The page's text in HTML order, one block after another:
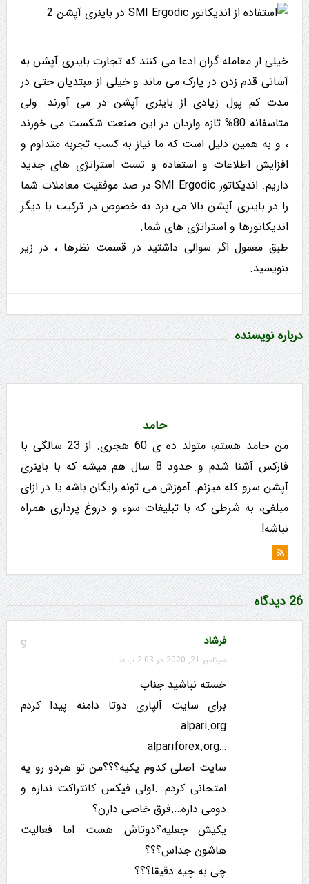
خیلی از معامله گران ادعا می کنند که تجارت باینری آپشن به
آسانی قدم زدن در پارک می ماند و خیلی از مبتدیان حتی در
مدت کم پول زیادی از باینری آپشن در می آورند. ولی
متاسفانه 80% تازه واردان در این صنعت شکست می خورند
، و به همین دلیل است که ما نیاز به کسب تجربه متداوم و
افزایش اطلاعات و استفاده و تست استراتژی های جدید
داریم. اندیکاتور SMI Ergodic در صد موفقیت معاملات شما
را در باینری آپشن بالا می برد به خصوص در ترکیب با دیگر
اندیکاتورها و استراتژی های شما.
طبق معمول اگر سوالی داشتید در قسمت نظرها ، در زیر
بنویسید.
درباره نویسنده
حامد
من حامد هستم، متولد ده ی 60 هجری. از 23 سالگی با
فارکس آشنا شدم و حدود 8 سال هم میشه که با باینری
آپشن سرو کله میزنم. آموزش می تونه رایگان باشه یا در ازای
مبلغی، به شرطی که با تبلیغات سوء و دروغ پردازی همراه
نباشه!
26 دیدگاه
9 فرشاد
سپتامبر 21, 2020 در 2:03 ب.ظ
خسته نباشید جناب
برای سایت آلپاری دوتا دامنه پیدا کردم
alpari.org
…alpariforex.org
سایت اصلی کدوم یکیه؟؟؟من تو هردو رو یه
امتحانی کردم….اولی فیکس کانتراکت نداره و
دومی داره….فرق خاصی دارن؟
یکیش جعلیه؟دوتاش هست اما فعالیت
هاشون جداس؟؟؟
چی به چیه دقیقا؟؟؟